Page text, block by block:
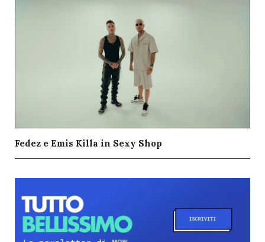
Fedez e Emis Killa in Sexy Shop